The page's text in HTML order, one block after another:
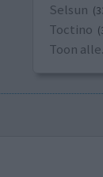
Selsun
Toctino
Toon